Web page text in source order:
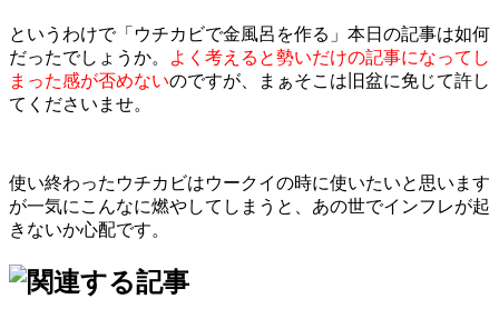
というわけで「ウチカビで金風呂を作る」本日の記事は如何
だったでしょうか。
よく考えると勢いだけの記事になってし
まった感が否めないのですが、まぁそこは旧盆に免じて許し
てくださいませ。
使い終わったウチカビはウークイの時に使いたいと思います
が一気にこんなに燃やしてしまうと、あの世でインフレが起
きないか心配です。